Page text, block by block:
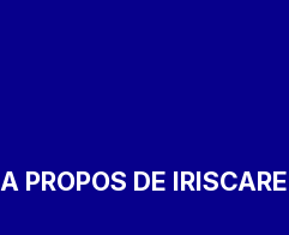
A PROPOS DE IRISCARE